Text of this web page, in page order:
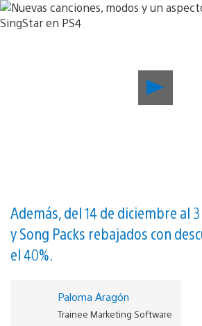
en
PS4
vídeo
Además, del 14 de diciembre al
y Song Packs rebajados con
el 40%.
Paloma Aragón
Trainee Marketing Software